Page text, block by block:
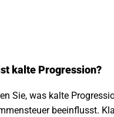
kalte Progression?
Sie, was kalte
beeinflusst.